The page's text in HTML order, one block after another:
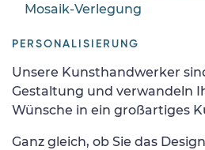
Mosaik-Verlegung
PERSONALISIERUNG
Unsere Kunsthandwerker
Gestaltung und verwandeln
Wünsche in ein großartiges
Ganz gleich, ob Sie das